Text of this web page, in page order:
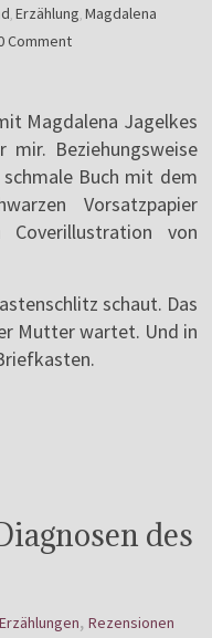
,Erzählung,Magdalena
Comment
Magdalena Jagelkes
mir. Beziehungsweise
Buch mit dem
Vorsatzpapier
von
schaut. Das
Mutter wartet. Und in
des
,Rezensionen